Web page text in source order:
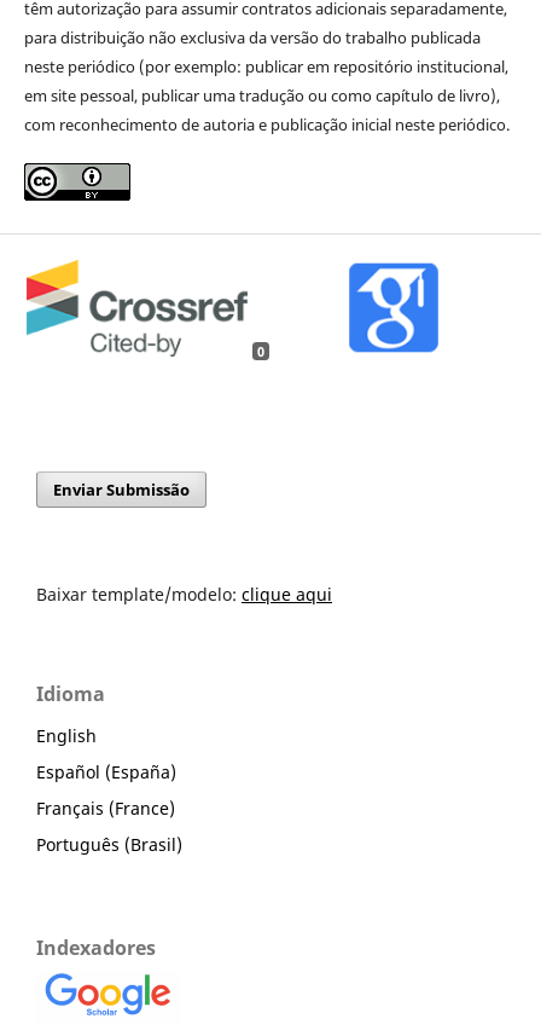
têm autorização para assumir contratos adicionais separadamente,
para distribuição não exclusiva da versão do trabalho publicada
neste periódico (por exemplo: publicar em repositório institucional,
em site pessoal, publicar uma tradução ou como capítulo de livro),
com reconhecimento de autoria e publicação inicial neste periódico.
0
Enviar Submissão
Baixar template/modelo: clique aqui
Idioma
English
Español (España)
Français (France)
Português (Brasil)
Indexadores